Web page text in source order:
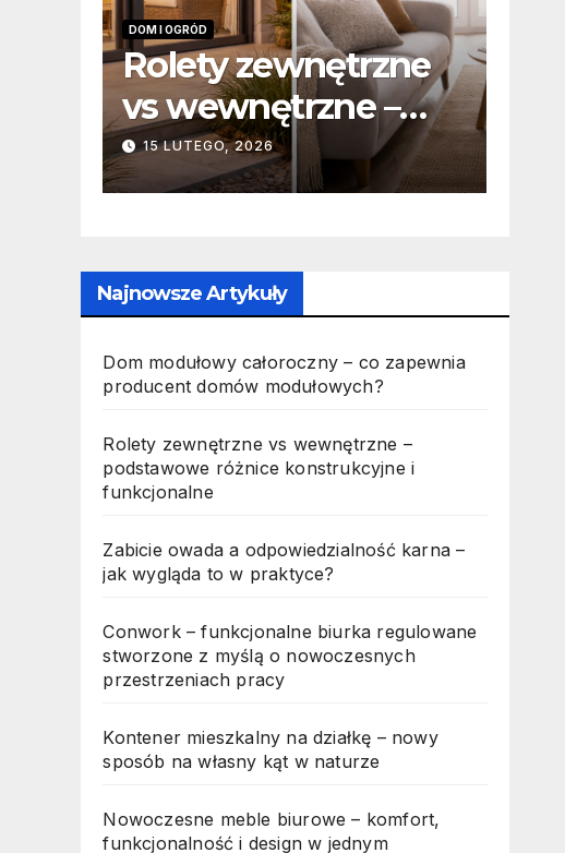
DOM I OGRÓD
Rolety zewnętrzne
vs wewnętrzne –
podstawowe
różnice
funkcjonalne
15 LUTEGO, 2026
INFORMACJE
to w
Najnowsze Artykuły
Dom modułowy całoroczny – co zapewnia
producent domów modułowych?
Rolety zewnętrzne vs wewnętrzne –
podstawowe różnice konstrukcyjne i
funkcjonalne
Zabicie owada a odpowiedzialność karna –
jak wygląda to w praktyce?
Conwork – funkcjonalne biurka regulowane
stworzone z myślą o nowoczesnych
przestrzeniach pracy
Kontener mieszkalny na działkę – nowy
sposób na własny kąt w naturze
Nowoczesne meble biurowe – komfort,
funkcjonalność i design w jednym